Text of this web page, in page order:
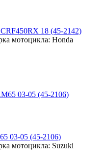
18 (45-2142)
мотоцикла: Honda
03-05 (45-2106)
мотоцикла: Suzuki